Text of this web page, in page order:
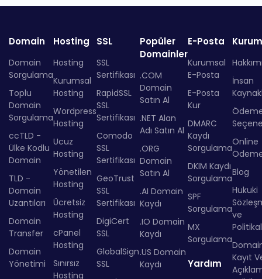
Domain
Domain
Sorgulama
Toplu
Domain
Sorgulama
ccTLD -
Ülke Kodlu
Domain
TLD -
Domain
Uzantıları
Domain
Transfer
Domain
Yönetimi
Hosting
Hosting
Kurumsal
Hosting
Wordpress
Hosting
Ucuz
Hosting
Yönetilen
Hosting
Ücretsiz
Hosting
cPanel
Hosting
Sınırsız
Hosting
SSL
SSL
Sertifikası
RapidSSL
SSL
Sertifikası
Comodo
SSL
Sertifikası
GeoTrust
SSL
Sertifikası
DigiCert
SSL
GlobalSign
SSL
Popüler
Domainler
.COM
Domain
Satın Al
.NET Alan
Adı Satın Al
.ORG
Domain
Satın Al
.AI Domain
Kaydı
.IO Domain
Kaydı
.US Domain
Kaydı
E-Posta
Kurumsal
E-Posta
E-Posta
Kur
DMARC
Kaydı
Sorgulama
DKIM Kaydı
Sorgulama
SPF
Sorgulama
MX
Sorgulama
Yardım
İnsan
Online
Blog
Hukuki
ve
Kayıt